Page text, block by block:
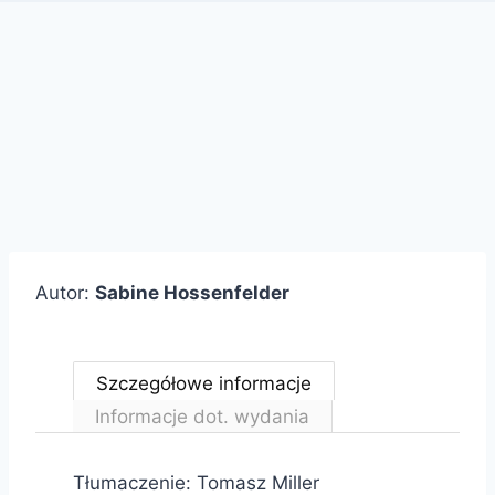
Autor: Sabine Hossenfelder
Szczegółowe informacje
Informacje dot. wydania
Tłumaczenie: Tomasz Miller